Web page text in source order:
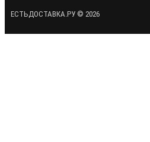
ЕСТЬДОСТАВКА.РУ © 2026